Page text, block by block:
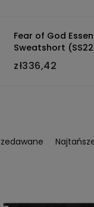
Fear of God
Sweatshort
zł336,42